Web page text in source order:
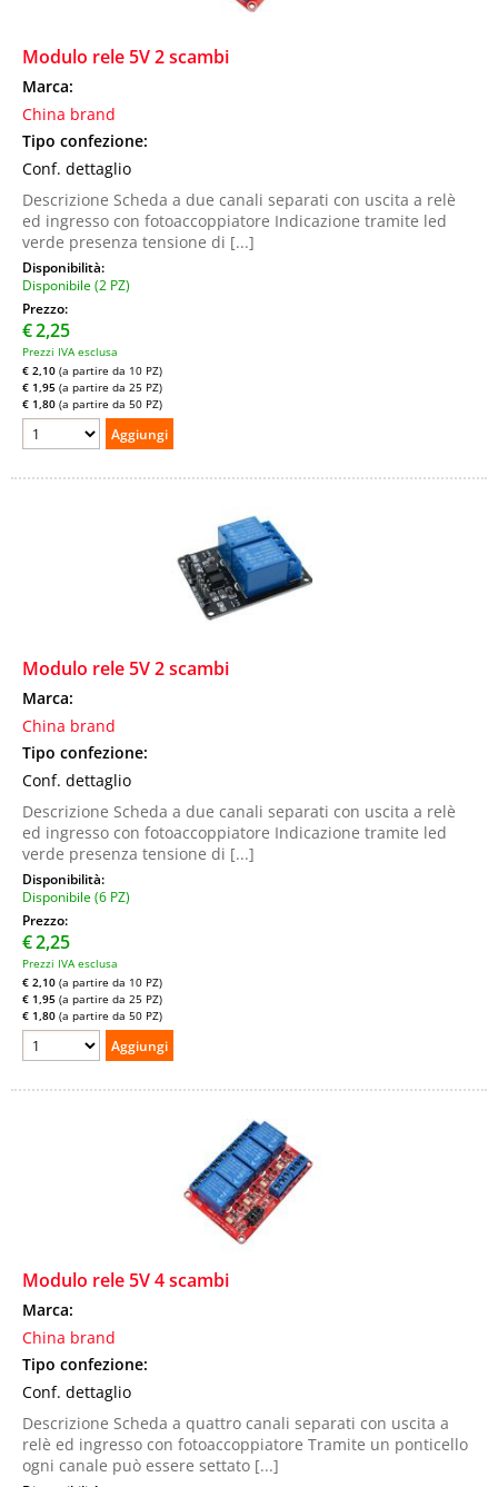
Modulo rele 5V 2 scambi
Marca:
China brand
Tipo confezione:
Conf. dettaglio
Descrizione Scheda a due canali separati con uscita a relè
ed ingresso con fotoaccoppiatore Indicazione tramite led
verde presenza tensione di [...]
Disponibilità:
Disponibile (2 PZ)
Prezzo:
€2,25
Prezzi IVA esclusa
€ 2,10 (a partire da 10 PZ)
€ 1,95 (a partire da 25 PZ)
€ 1,80 (a partire da 50 PZ)
Modulo rele 5V 2 scambi
Marca:
China brand
Tipo confezione:
Conf. dettaglio
Descrizione Scheda a due canali separati con uscita a relè
ed ingresso con fotoaccoppiatore Indicazione tramite led
verde presenza tensione di [...]
Disponibilità:
Disponibile (6 PZ)
Prezzo:
€2,25
Prezzi IVA esclusa
€ 2,10 (a partire da 10 PZ)
€ 1,95 (a partire da 25 PZ)
€ 1,80 (a partire da 50 PZ)
Modulo rele 5V 4 scambi
Marca:
China brand
Tipo confezione:
Conf. dettaglio
Descrizione Scheda a quattro canali separati con uscita a
relè ed ingresso con fotoaccoppiatore Tramite un ponticello
ogni canale può essere settato [...]